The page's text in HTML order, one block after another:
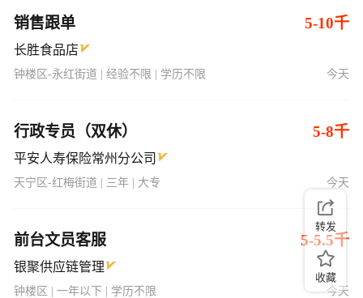
销售跟单 5-10千
长胜食品店
钟楼区-永红街道 | 经验不限 | 学历不限 今天
行政专员（双休） 5-8千
平安人寿保险常州分公司
天宁区-红梅街道 | 三年 | 大专 今天
前台文员客服 5-5.5千
银聚供应链管理
钟楼区 | 一年以下 | 学历不限 今天
转发
收藏